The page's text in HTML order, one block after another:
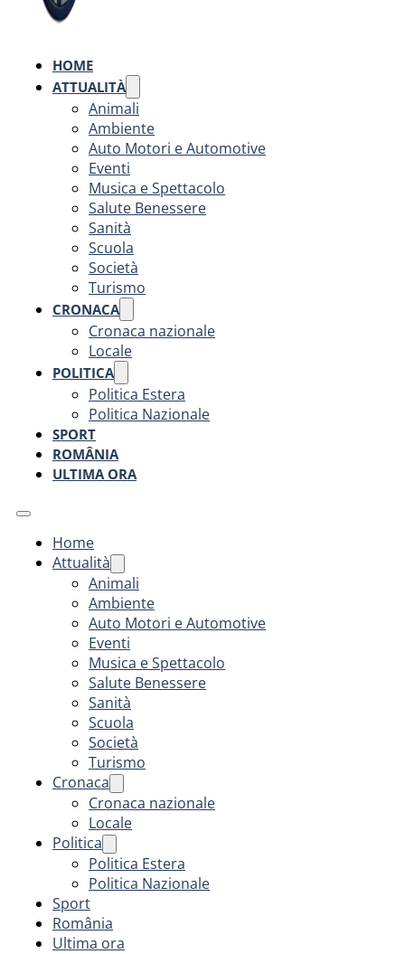
HOME
ATTUALITÀ
Animali
Ambiente
Auto Motori e Automotive
Eventi
Musica e Spettacolo
Salute Benessere
Sanità
Scuola
Società
Turismo
CRONACA
Cronaca nazionale
Locale
POLITICA
Politica Estera
Politica Nazionale
SPORT
ROMÂNIA
ULTIMA ORA
Home
Attualità
Animali
Ambiente
Auto Motori e Automotive
Eventi
Musica e Spettacolo
Salute Benessere
Sanità
Scuola
Società
Turismo
Cronaca
Cronaca nazionale
Locale
Politica
Politica Estera
Politica Nazionale
Sport
România
Ultima ora